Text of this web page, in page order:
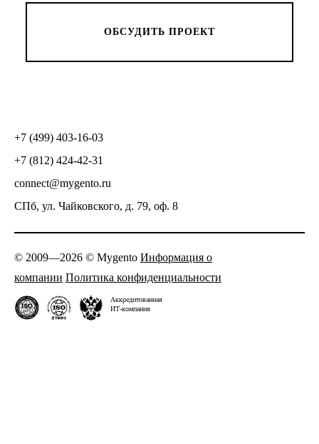
ОБСУДИТЬ ПРОЕКТ
+7 (499) 403-16-03
+7 (812) 424-42-31
connect@mygento.ru
СПб, ул. Чайковского, д. 79, оф. 8
© 2009—2026 © Mygento Информация о
компании Политика конфиденциальности
Аккредитованная
ИТ-компания